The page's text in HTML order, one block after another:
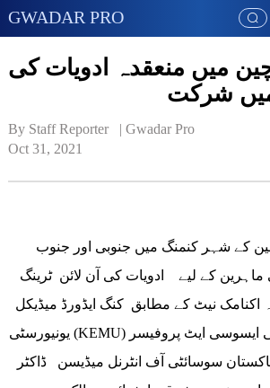
GWADAR PRO
میں منعقدہ ادویات کی
میں شرکت
By Staff Reporter   | Gwadar Pro
Oct 31, 2021
کے شہر کنمنگ میں جنوبی اور جنوب
کے لیے ادویات کی آن لائن ٹرینگ
نیٹ کے مطابق کنگ ایڈورڈ میڈیکل
یونیورسٹی (KEMU) لاہور میں میڈیسن کی ایسوسی ایٹ پروفیسر
سوسائٹی آف انٹرنل میڈیسن ڈاکٹر